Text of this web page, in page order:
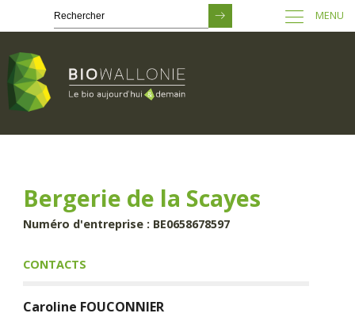
principal
MENU
Bergerie de la Scayes
Numéro d'entreprise : BE0658678597
CONTACTS
Caroline FOUCONNIER